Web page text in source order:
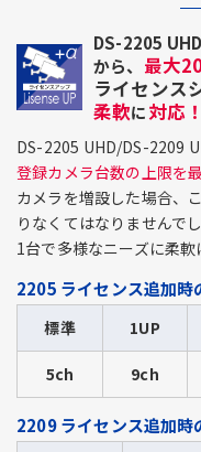
DS-2205
から、 最大
ライセンス
柔軟に対応！
DS-2205 UHD/DS-2209
登録カメラ台数の上限を
カメラを増設した場合、
りなくてはなりませんで
1台で多様なニーズに柔軟
2205 ライセンス追加時
標準 1UP
5ch 9ch
2209 ライセンス追加時